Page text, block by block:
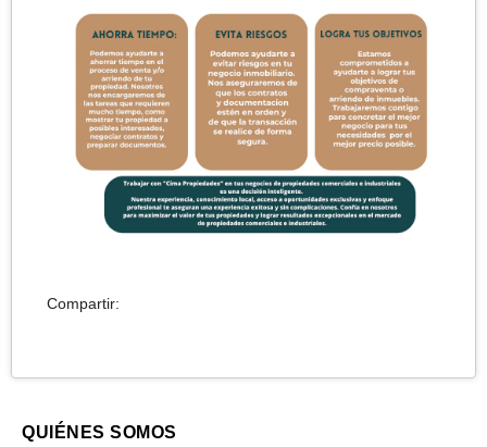
Compartir:
QUIÉNES SOMOS